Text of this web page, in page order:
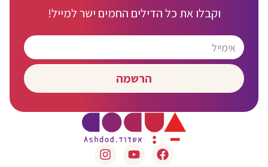
וקבלו את כל הדילים החמים ישר למייל!
הרשמה